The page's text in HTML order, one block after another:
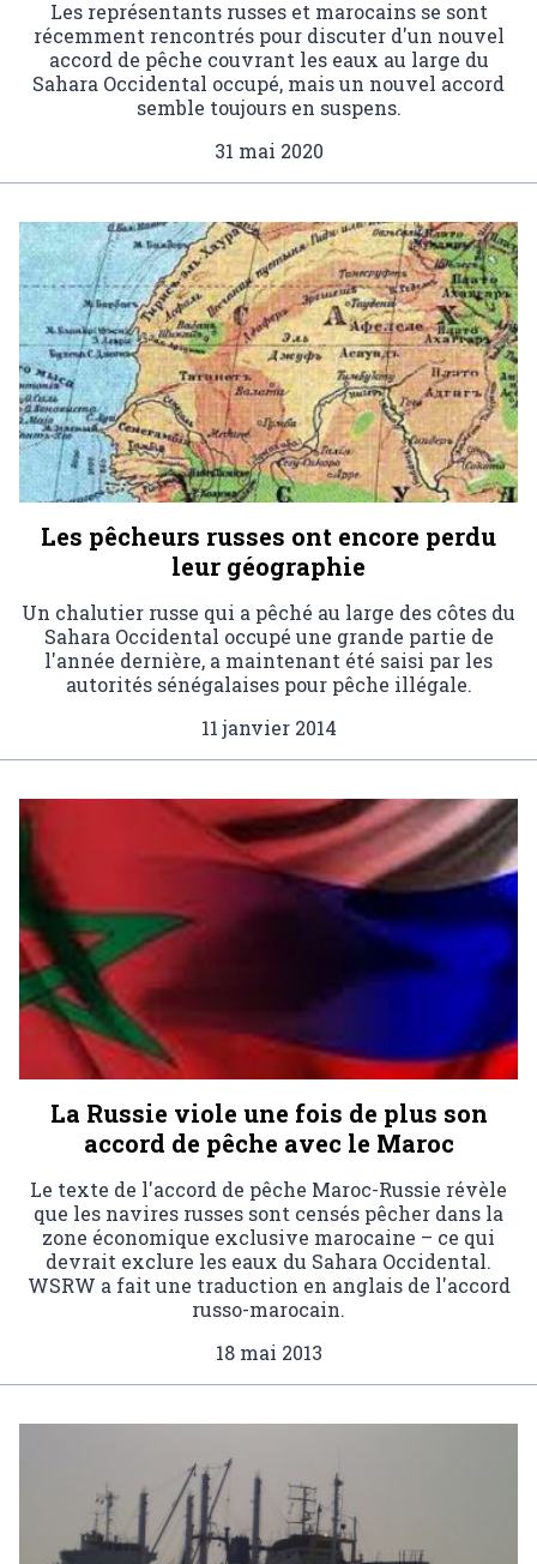
Les représentants russes et marocains se sont
récemment rencontrés pour discuter d'un nouvel
accord de pêche couvrant les eaux au large du
Sahara Occidental occupé, mais un nouvel accord
semble toujours en suspens.
31 mai 2020
Les pêcheurs russes ont encore perdu
leur géographie
Un chalutier russe qui a pêché au large des côtes du
Sahara Occidental occupé une grande partie de
l'année dernière, a maintenant été saisi par les
autorités sénégalaises pour pêche illégale.
11 janvier 2014
La Russie viole une fois de plus son
accord de pêche avec le Maroc
Le texte de l'accord de pêche Maroc-Russie révèle
que les navires russes sont censés pêcher dans la
zone économique exclusive marocaine – ce qui
devrait exclure les eaux du Sahara Occidental.
WSRW a fait une traduction en anglais de l'accord
russo-marocain.
18 mai 2013